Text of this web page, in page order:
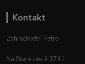
Kontakt
Zahradnictví Petro
Na Staré cestě 3741